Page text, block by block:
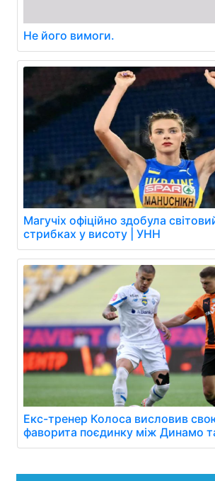
Не його вимоги.
Магучіх офіційно здобула
стрибках у висоту | УНН
Екс-тренер Колоса висловив
фаворита поєдинку між Динамо